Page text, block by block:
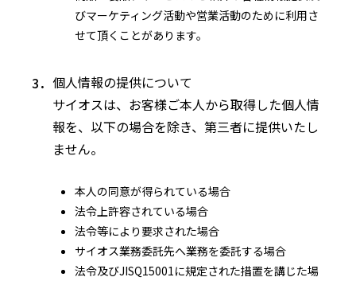
びマーケティング活動や営業活動のために利用さ
せて頂くことがあります。
個人情報の提供について
サイオスは、お客様ご本人から取得した個人情
報を、以下の場合を除き、第三者に提供いたし
ません。
本人の同意が得られている場合
法令上許容されている場合
法令等により要求された場合
サイオス業務委託先へ業務を委託する場合
法令及びJISQ15001に規定された措置を講じた場